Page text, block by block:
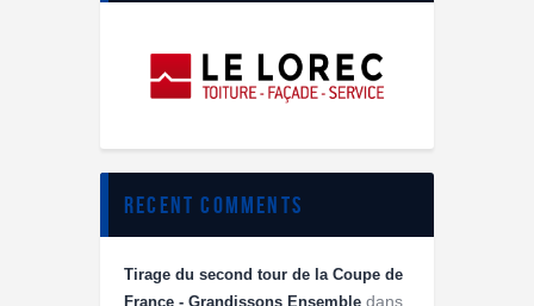
recent comments
Tirage du second tour de la Coupe de
France - Grandissons Ensemble dans